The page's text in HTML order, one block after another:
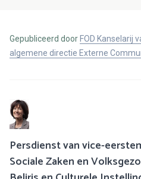
Gepubliceerd door FOD Kanselarij
algemene directie Externe
Persdienst van vice-
Sociale Zaken en